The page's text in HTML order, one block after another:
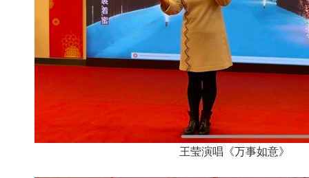
王莹演唱《万事如意》